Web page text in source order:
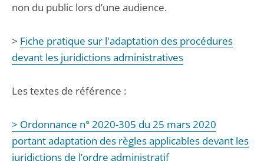
non du public lors d’une audience.
> Fiche pratique sur l'adaptation des procédures
devant les juridictions administratives
Les textes de référence :
> Ordonnance n° 2020-305 du 25 mars 2020
portant adaptation des règles applicables devant les
juridictions de l’ordre administratif